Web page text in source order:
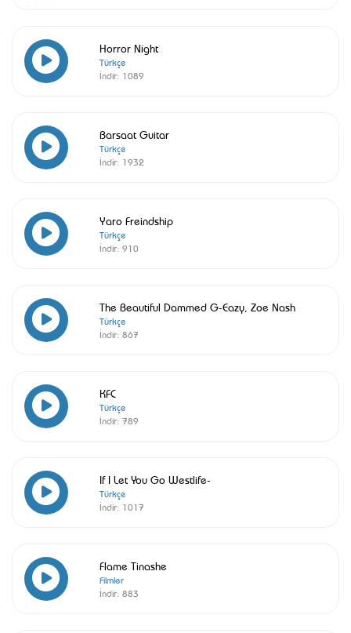
Horror Night
Türkçe
İndir: 1089
Barsaat Guitar
Türkçe
İndir: 1932
Yaro Freindship
Türkçe
İndir: 910
The Beautiful Dammed G-Eazy, Zoe Nash
Türkçe
İndir: 867
KFC
Türkçe
İndir: 789
If I Let You Go Westlife-
Türkçe
İndir: 1017
Flame Tinashe
Filmler
İndir: 883